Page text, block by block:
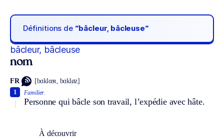
Définitions de “bâcleur, bâcleuse“
bâcleur, bâcleuse
nom
FR [bɑklœʀ, bɑkløz]
Familier.
Personne qui bâcle son travail, l’expédie avec hâte.
1
À découvrir